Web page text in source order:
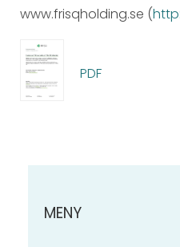
www.frisqholding.se (
PDF
MENY